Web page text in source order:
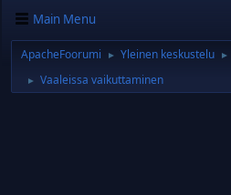
Main Menu
ApacheFoorumi ► Yleinen keskustelu ►
► Vaaleissa vaikuttaminen